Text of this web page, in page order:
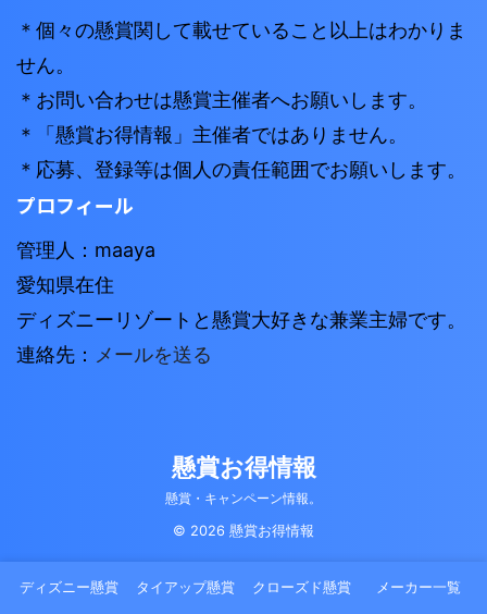
＊個々の懸賞関して載せていること以上はわかりま
せん。
＊お問い合わせは懸賞主催者へお願いします。
＊「懸賞お得情報」主催者ではありません。
＊応募、登録等は個人の責任範囲でお願いします。
プロフィール
管理人：maaya
愛知県在住
ディズニーリゾートと懸賞大好きな兼業主婦です。
連絡先： メールを送る
懸賞お得情報
懸賞・キャンペーン情報。
© 2026 懸賞お得情報
ディズニー懸賞 タイアップ懸賞 クローズド懸賞 メーカー一覧